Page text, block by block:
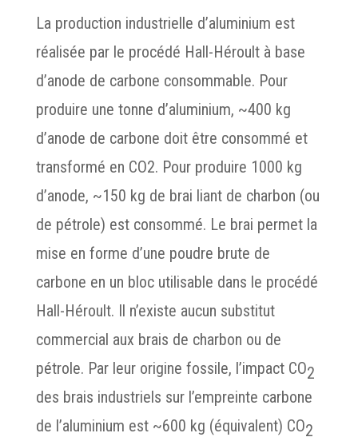
La production industrielle d’aluminium est
réalisée par le procédé Hall-Héroult à base
d’anode de carbone consommable. Pour
produire une tonne d’aluminium, ~400 kg
d’anode de carbone doit être consommé et
transformé en CO2. Pour produire 1000 kg
d’anode, ~150 kg de brai liant de charbon (ou
de pétrole) est consommé. Le brai permet la
mise en forme d’une poudre brute de
carbone en un bloc utilisable dans le procédé
Hall-Héroult. Il n’existe aucun substitut
commercial aux brais de charbon ou de
pétrole. Par leur origine fossile, l’impact CO2
des brais industriels sur l’empreinte carbone
de l’aluminium est ~600 kg (équivalent) CO2